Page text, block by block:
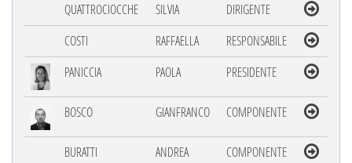
QUATTROCIOCCHE
SILVIA
DIRIGENTE
COSTI
RAFFAELLA
RESPONSABILE
PANICCIA
PAOLA PRESIDENTE
BOSCO GIANFRANCO COMPONENTE
BURATTI ANDREA
COMPONENTE